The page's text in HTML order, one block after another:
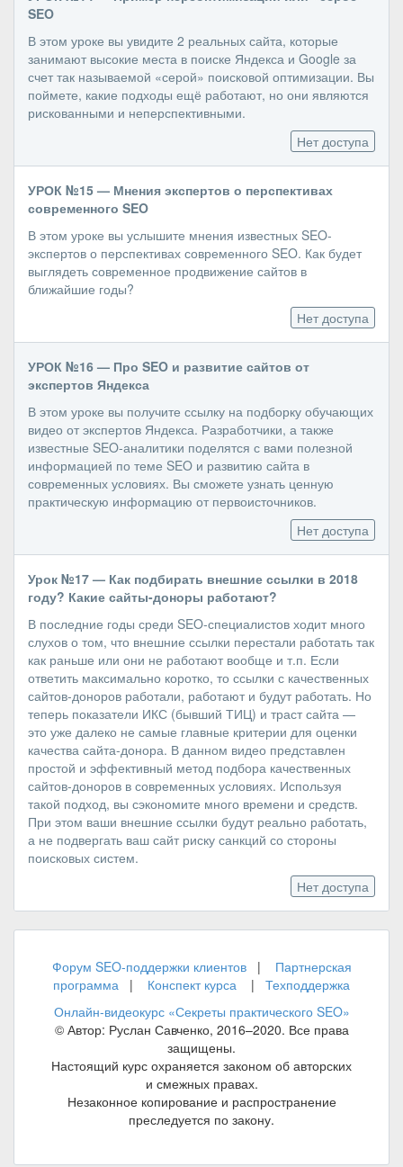
SEO
В этом уроке вы увидите 2 реальных сайта, которые
занимают высокие места в поиске Яндекса и Google за
счет так называемой «серой» поисковой оптимизации. Вы
поймете, какие подходы ещё работают, но они являются
рискованными и неперспективными.
Нет доступа
УРОК №15 — Мнения экспертов о перспективах
современного SEO
В этом уроке вы услышите мнения известных SEO-
экспертов о перспективах современного SEO. Как будет
выглядеть современное продвижение сайтов в
ближайшие годы?
Нет доступа
УРОК №16 — Про SEO и развитие сайтов от
экспертов Яндекса
В этом уроке вы получите ссылку на подборку обучающих
видео от экспертов Яндекса. Разработчики, а также
известные SEO-аналитики поделятся с вами полезной
информацией по теме SEO и развитию сайта в
современных условиях. Вы сможете узнать ценную
практическую информацию от первоисточников.
Нет доступа
Урок №17 — Как подбирать внешние ссылки в 2018
году? Какие сайты-доноры работают?
В последние годы среди SEO-специалистов ходит много
слухов о том, что внешние ссылки перестали работать так
как раньше или они не работают вообще и т.п. Если
ответить максимально коротко, то ссылки с качественных
сайтов-доноров работали, работают и будут работать. Но
теперь показатели ИКС (бывший ТИЦ) и траст сайта —
это уже далеко не самые главные критерии для оценки
качества сайта-донора. В данном видео представлен
простой и эффективный метод подбора качественных
сайтов-доноров в современных условиях. Используя
такой подход, вы сэкономите много времени и средств.
При этом ваши внешние ссылки будут реально работать,
а не подвергать ваш сайт риску санкций со стороны
поисковых систем.
Нет доступа
Форум SEO-поддержки клиентов| Партнерская
программа | Конспект курса | Техподдержка
Онлайн-видеокурс «Секреты практического SEO»
© Автор: Руслан Савченко, 2016–2020. Все права
защищены.
Настоящий курс охраняется законом об авторских
и смежных правах.
Незаконное копирование и распространение
преследуется по закону.